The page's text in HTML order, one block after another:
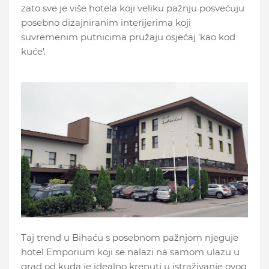
zato sve je više hotela koji veliku pažnju posvećuju
posebno dizajniranim interijerima koji
suvremenim putnicima pružaju osjećaj 'kao kod
kuće'.
Taj trend u Bihaću s posebnom pažnjom njeguje
hotel Emporium koji se nalazi na samom ulazu u
grad od kuda je idealno krenuti u istraživanje ovog